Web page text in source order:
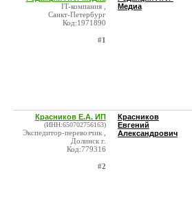
IT-компания ,
Санкт-Петербург
Код:1971890
#1
Медиа
Красников Е.А. ИП
(ИНН:650702756163)
Экспедитор-перевозчик ,
Долинск г.
Код:779316
#2
Красников
Евгений
Александрович